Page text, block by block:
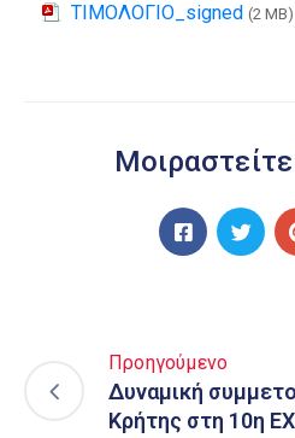
ΤΙΜΟΛΟΓΙΟ_signed (2 MB)
Προηγούμενο
Δυναμική
Κρήτης στη 10η